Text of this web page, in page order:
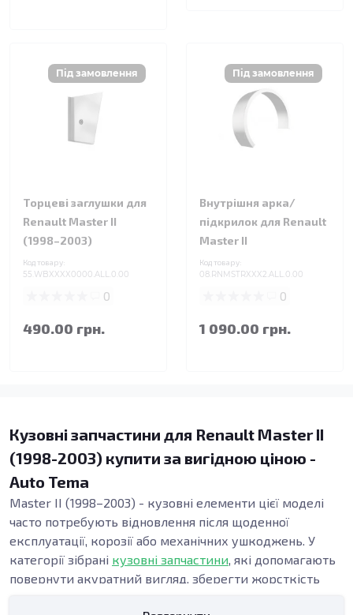
Торцеві заглушки для
Renault Master II
(1998–2003)
Код товару:
55.WBXXXX0000.ALL.0.00
0
490.00 грн.
Внутрішня арка/
підкрилок для Renault
Master II
Код товару:
08.RNMSTRXXX2.ALL.0.00
0
1 090.00 грн.
Кузовні запчастини для Renault Master II
(1998-2003) купити за вигідною ціною -
Auto Tema
Master II (1998–2003) - кузовні елементи цієї моделі
часто потребують відновлення після щоденної
експлуатації, корозії або механічних ушкоджень. У
категорії зібрані кузовні запчастини, які допомагають
повернути акуратний вигляд, зберегти жорсткість